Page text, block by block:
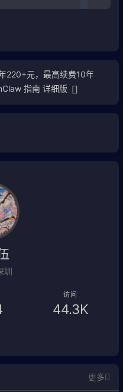
220+元，最高续费10年
指南 详细版
圳
访问
44.3K
更多